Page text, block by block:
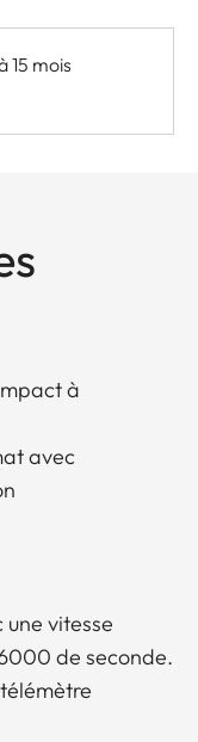
15 mois
à
avec
vitesse
de seconde.